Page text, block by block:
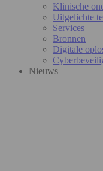
Klinische
Uitgelichte
Services
Bronnen
Digitale
Nieuws